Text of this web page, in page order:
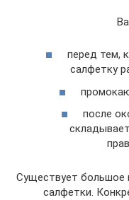
перед тем,
салфетку
после
Существует большое
салфетки.